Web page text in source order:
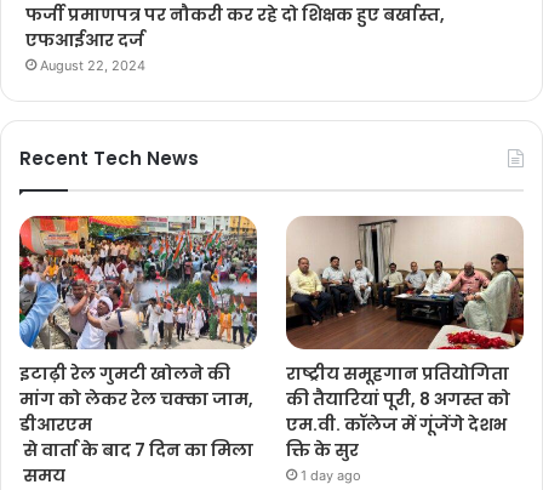
फर्जी प्रमाणपत्र पर नौकरी कर रहे दो शिक्षक हुए बर्खास्त,
एफआईआर दर्ज
August 22, 2024
Recent Tech News
इटाढ़ी रेल गुमटी खोलने की
मांग को लेकर रेल चक्का जाम,
डीआरएम
से वार्ता के बाद 7 दिन का मिला
समय
राष्ट्रीय समूहगान प्रतियोगिता
की तैयारियां पूरी, 8 अगस्त को
एम.वी. कॉलेज में गूंजेंगे देशभ
क्ति के सुर
1 day ago